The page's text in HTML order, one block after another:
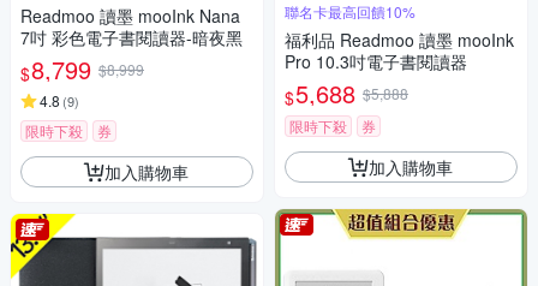
Readmoo 讀墨 mooInk Nana
7吋 彩色電子書閱讀器-暗夜黑
$8,799 $8,999
4.8 (9)
限時下殺 券
加入購物車
聯名卡最高回饋10%
福利品 Readmoo 讀墨 mooInk
Pro 10.3吋電子書閱讀器
$5,688 $5,888
限時下殺
券
加入購物車